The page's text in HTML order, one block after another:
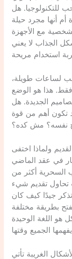
للتكنولوجيا. هل
أنها مجرد حيلة
مع الأجهزة
أن الشكل الجذاب لا يعني
لساعات طويلة،
هذا هو الوضع
الجديدة. هل
تكون أهم من قوة
نفسه؟ مش كده؟
ولماذا اختفى
في عقد الماضي
السحرية أكثر من
تحاول تقديم شيء
جيدًا كيف كان
بطريقة مختلفة
هو اللغة الوحيدة
الغريبة تأتي